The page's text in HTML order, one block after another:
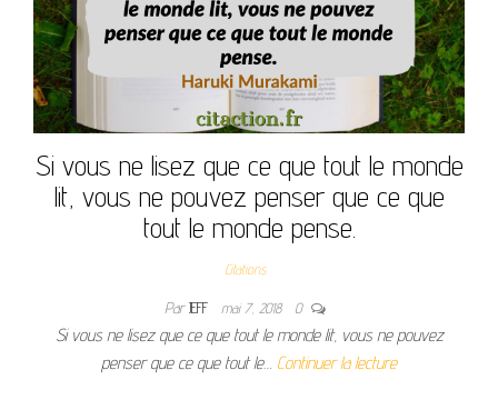
Si vous ne lisez que ce que tout le monde
lit, vous ne pouvez penser que ce que
tout le monde pense.
Citations
ParJEFF mai 7, 2018 0
Si vous ne lisez que ce que tout le monde lit, vous ne pouvez
penser que ce que tout le… Continuer la lecture